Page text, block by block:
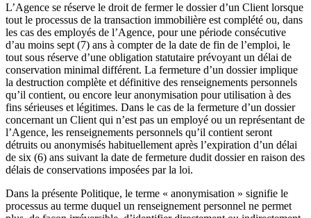
L’Agence se réserve le droit de fermer le dossier d’un Client lorsque
tout le processus de la transaction immobilière est complété ou, dans
les cas des employés de l’Agence, pour une période consécutive
d’au moins sept (7) ans à compter de la date de fin de l’emploi, le
tout sous réserve d’une obligation statutaire prévoyant un délai de
conservation minimal différent. La fermeture d’un dossier implique
la destruction complète et définitive des renseignements personnels
qu’il contient, ou encore leur anonymisation pour utilisation à des
fins sérieuses et légitimes. Dans le cas de la fermeture d’un dossier
concernant un Client qui n’est pas un employé ou un représentant de
l’Agence, les renseignements personnels qu’il contient seront
détruits ou anonymisés habituellement après l’expiration d’un délai
de six (6) ans suivant la date de fermeture dudit dossier en raison des
délais de conservations imposées par la loi.
Dans la présente Politique, le terme « anonymisation » signifie le
processus au terme duquel un renseignement personnel ne permet